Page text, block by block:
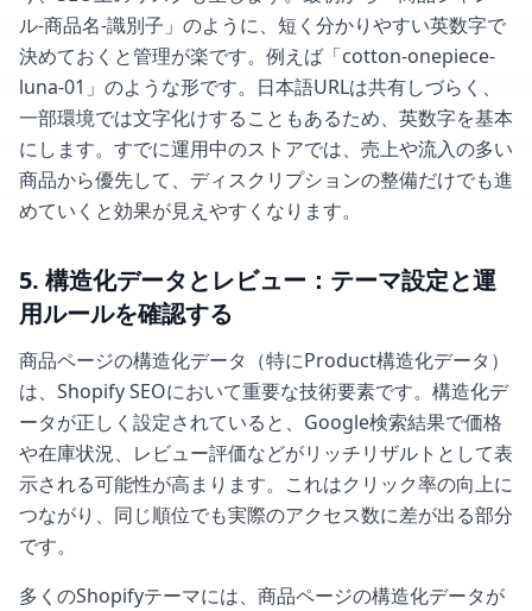
ル-商品名-識別子」のように、短く分かりやすい英数字で
決めておくと管理が楽です。例えば「cotton-onepiece-
luna-01」のような形です。日本語URLは共有しづらく、
一部環境では文字化けすることもあるため、英数字を基本
にします。すでに運用中のストアでは、売上や流入の多い
商品から優先して、ディスクリプションの整備だけでも進
めていくと効果が見えやすくなります。
5. 構造化データとレビュー：テーマ設定と運
用ルールを確認する
商品ページの構造化データ（特にProduct構造化データ）
は、Shopify SEOにおいて重要な技術要素です。構造化デ
ータが正しく設定されていると、Google検索結果で価格
や在庫状況、レビュー評価などがリッチリザルトとして表
示される可能性が高まります。これはクリック率の向上に
つながり、同じ順位でも実際のアクセス数に差が出る部分
です。
多くのShopifyテーマには、商品ページの構造化データが